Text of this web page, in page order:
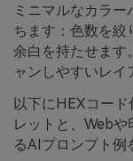
ミニマルなカラ
ちます：色数を絞
余白を持たせます
ャンしやすいレイ
以下にHEXコー
レットと、Web
るAIプロンプト例